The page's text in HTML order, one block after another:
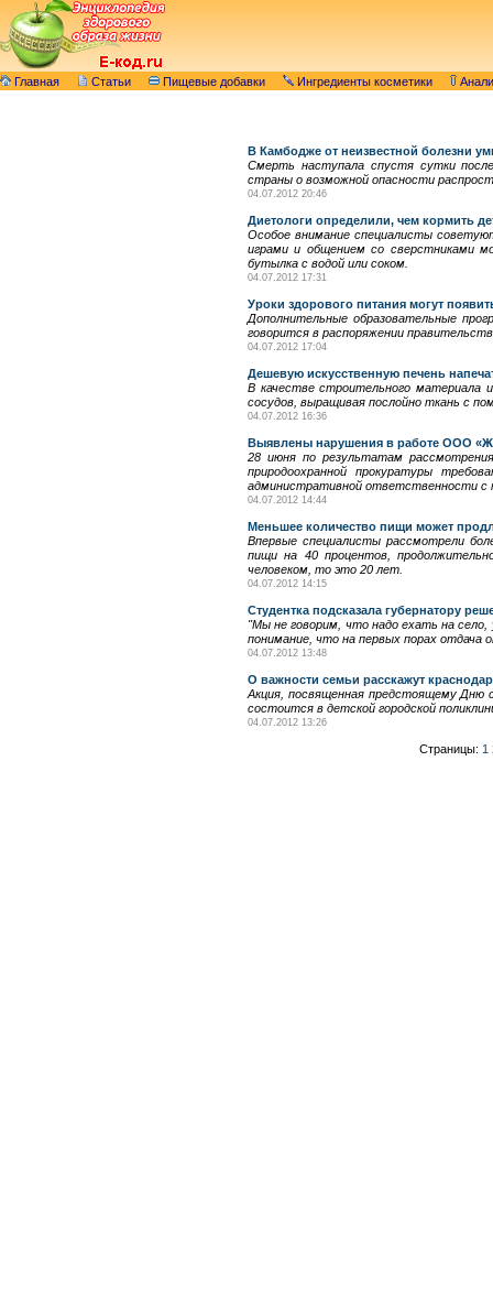
Главная Статьи Пищевые добавки Ингредиенты косметики
В Камбодже от неизвестной болезни
Смерть наступала спустя сутки
страны о возможной опасности
04.07.2012 20:46
Диетологи определили, чем кормить
Особое внимание специалисты
играми и общением со сверстниками
бутылка с водой или соком.
04.07.2012 17:31
Уроки здорового питания могут
Дополнительные образовательные
говорится в распоряжении
04.07.2012 17:04
Дешевую искусственную печень
В качестве строительного материала
сосудов, выращивая послойно ткань с
04.07.2012 16:36
Выявлены нарушения в работе ООО
28 июня по результатам
природоохранной прокуратуры
административной ответственности с
04.07.2012 14:44
Меньшее количество пищи может
Впервые специалисты рассмотрели
пищи на 40 процентов,
человеком, то это 20 лет.
04.07.2012 14:15
Студентка подсказала губернатору
"Мы не говорим, что надо ехать на
понимание, что на первых порах отдача
04.07.2012 13:48
О важности семьи расскажут
Акция, посвященная предстоящему Дню
состоится в детской городской
04.07.2012 13:26
Страницы: 1